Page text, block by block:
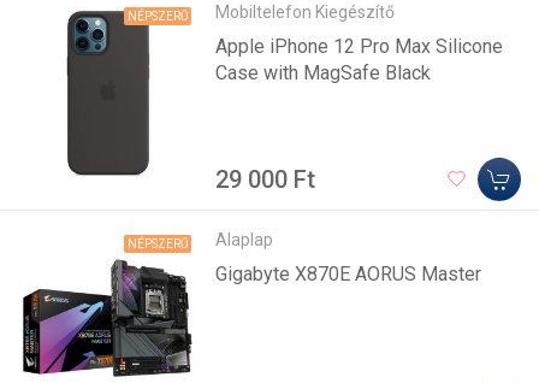
NÉPSZERŰ Mobiltelefon Kiegészítő
Apple iPhone 12 Pro Max Silicone
Case with MagSafe Black
29 000 Ft
NÉPSZERŰ Alaplap
Gigabyte X870E AORUS Master